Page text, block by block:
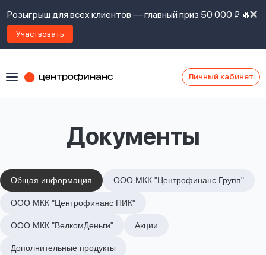
Розыгрыш для всех клиентов — главный приз 50 000 ₽ 🔥
Участвовать
Личный кабинет
Документы
Общая информация ООО МКК "Центрофинанс Групп"
ООО МКК "Центрофинанс ПИК"
ООО МКК "ВелкомДеньги" Акции
Дополнительные продукты
ознакомлен
предоставления
займов,
политикой
сайта,
согласие
обработку